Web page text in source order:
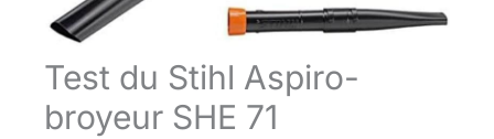
Test du Stihl Aspiro-
broyeur SHE 71